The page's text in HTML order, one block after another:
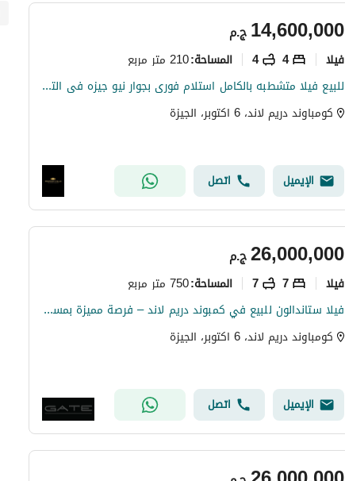
ج.م14,600,000
فیلا 4
4 المساحة:210 متر مربع
للبيع فيلا متشطبه بالكامل استلام فورى بجوار نيو جيزه فى التوسعات الشرقيه وبجوار الباتيو 6
كومباوند دريم لاند، 6 اكتوبر، الجيزة
الإيميل اتصل
ج.م26,000,000
فیلا 7
7 المساحة:750 متر مربع
فيلا ستاندالون للبيع في كمبوند دريم لاند – فرصة مميزة بمساحة كبيرة وسعر تنافسي | برايم لوكيشن & استلام فوري
كومباوند دريم لاند، 6 اكتوبر، الجيزة
الإيميل اتصل